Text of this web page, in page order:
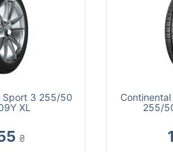
Sport 3 255/50
XL
₴
255/